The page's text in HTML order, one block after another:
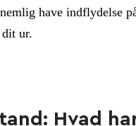
have indflydelse
ur.
Hvad